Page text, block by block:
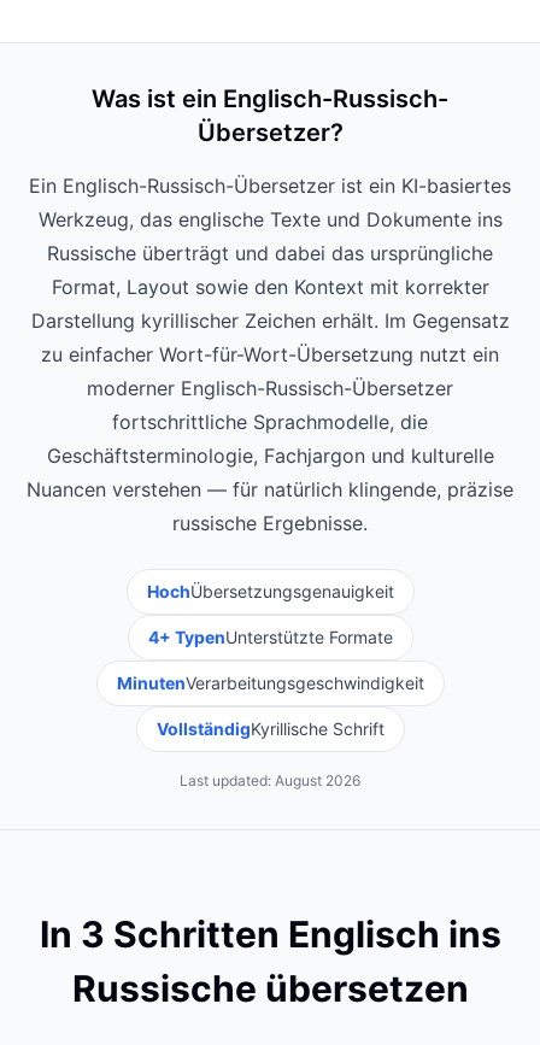
Was ist ein Englisch-Russisch-
Übersetzer?
Ein Englisch-Russisch-Übersetzer ist ein KI-basiertes
Werkzeug, das englische Texte und Dokumente ins
Russische überträgt und dabei das ursprüngliche
Format, Layout sowie den Kontext mit korrekter
Darstellung kyrillischer Zeichen erhält. Im Gegensatz
zu einfacher Wort-für-Wort-Übersetzung nutzt ein
moderner Englisch-Russisch-Übersetzer
fortschrittliche Sprachmodelle, die
Geschäftsterminologie, Fachjargon und kulturelle
Nuancen verstehen — für natürlich klingende, präzise
russische Ergebnisse.
HochÜbersetzungsgenauigkeit
4+ TypenUnterstützte Formate
MinutenVerarbeitungsgeschwindigkeit
VollständigKyrillische Schrift
Last updated: August 2026
In 3 Schritten Englisch ins
Russische übersetzen